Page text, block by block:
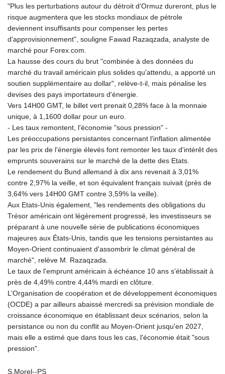
"Plus les perturbations autour du détroit d'Ormuz dureront, plus le
risque augmentera que les stocks mondiaux de pétrole
deviennent insuffisants pour compenser les pertes
d'approvisionnement", souligne Fawad Razaqzada, analyste de
marché pour Forex.com.
La hausse des cours du brut "combinée à des données du
marché du travail américain plus solides qu'attendu, a apporté un
soutien supplémentaire au dollar", relève-t-il, mais pénalise les
devises des pays importateurs d'énergie.
Vers 14H00 GMT, le billet vert prenait 0,28% face à la monnaie
unique, à 1,1600 dollar pour un euro.
- Les taux remontent, l'économie "sous pression" -
Les préoccupations persistantes concernant l'inflation alimentée
par les prix de l'énergie élevés font remonter les taux d'intérêt des
emprunts souverains sur le marché de la dette des Etats.
Le rendement du Bund allemand à dix ans revenait à 3,01%
contre 2,97% la veille, et son équivalent français suivait (près de
3,64% vers 14H00 GMT contre 3,59% la veille).
Aux Etats-Unis également, "les rendements des obligations du
Trésor américain ont légèrement progressé, les investisseurs se
préparant à une nouvelle série de publications économiques
majeures aux États-Unis, tandis que les tensions persistantes au
Moyen-Orient continuaient d'assombrir le climat général de
marché", relève M. Razaqzada.
Le taux de l'emprunt américain à échéance 10 ans s'établissait à
près de 4,49% contre 4,44% mardi en clôture.
L’Organisation de coopération et de développement économiques
(OCDE) a par ailleurs abaissé mercredi sa prévision mondiale de
croissance économique en établissant deux scénarios, selon la
persistance ou non du conflit au Moyen-Orient jusqu'en 2027,
mais elle a estimé que dans tous les cas, l'économie était "sous
pression".
S.Morel--PS